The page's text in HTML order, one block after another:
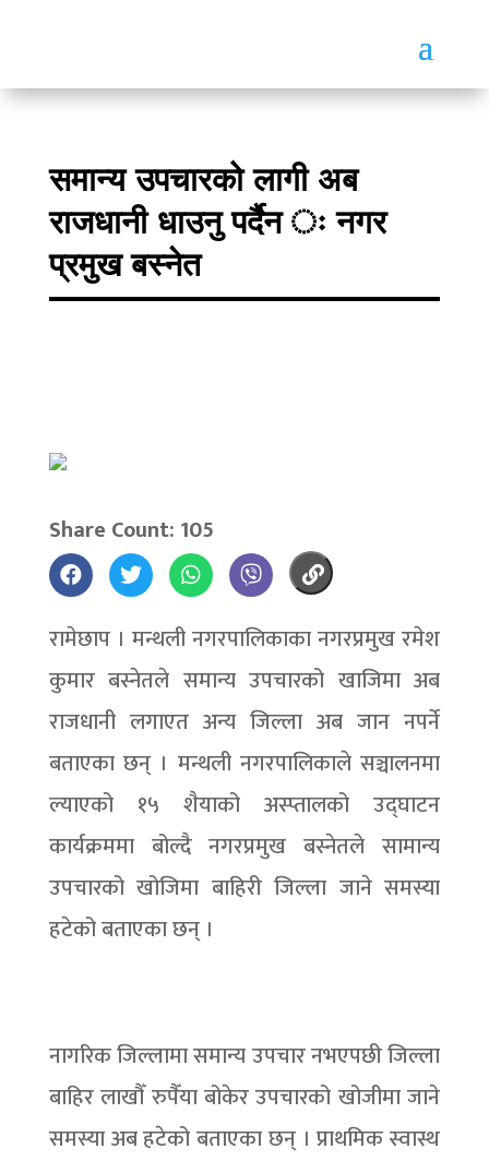
समान्य उपचारको लागी अब
राजधानी धाउनु पर्दैन ः नगर
प्रमुख बस्नेत
Share Count: 105
रामेछाप । मन्थली नगरपालिकाका नगरप्रमुख रमेश
कुमार बस्नेतले समान्य उपचारको खाजिमा अब
राजधानी लगाएत अन्य जिल्ला अब जान नपर्ने
बताएका छन् । मन्थली नगरपालिकाले सञ्चालनमा
ल्याएको १५ शैयाको अस्प्तालको उद्घाटन
कार्यक्रममा बोल्दै नगरप्रमुख बस्नेतले सामान्य
उपचारको खोजिमा बाहिरी जिल्ला जाने समस्या
हटेको बताएका छन् ।
नागरिक जिल्लामा समान्य उपचार नभएपछी जिल्ला
बाहिर लाखौँ रुपैँया बोकेर उपचारको खोजीमा जाने
समस्या अब हटेको बताएका छन् । प्राथमिक स्वास्थ